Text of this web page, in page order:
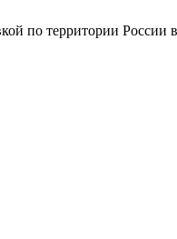
по территории России